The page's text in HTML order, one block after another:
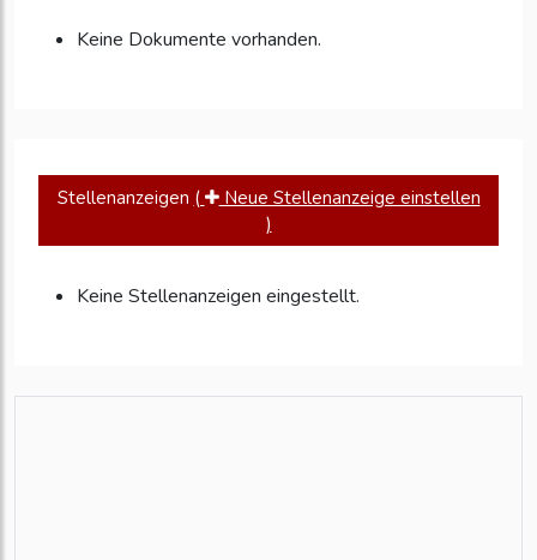
Keine Dokumente vorhanden.
Stellenanzeigen (
Neue Stellenanzeige einstellen
)
Keine Stellenanzeigen eingestellt.